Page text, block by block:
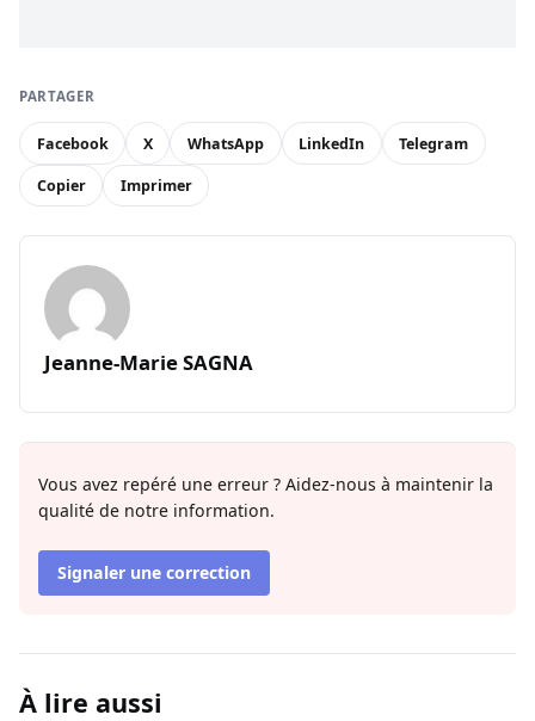
PARTAGER
Facebook X WhatsApp LinkedIn Telegram
Copier Imprimer
Jeanne-Marie SAGNA
Vous avez repéré une erreur ? Aidez-nous à maintenir la
qualité de notre information.
Signaler une correction
À lire aussi